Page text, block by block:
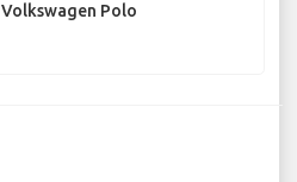
Volkswagen Polo